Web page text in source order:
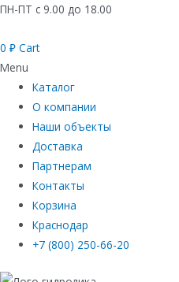
ПН-ПТ с 9.00 до 18.00
0 ₽ Cart
Menu
Каталог
О компании
Наши объекты
Доставка
Партнерам
Контакты
Корзина
Краснодар
+7 (800) 250-66-20